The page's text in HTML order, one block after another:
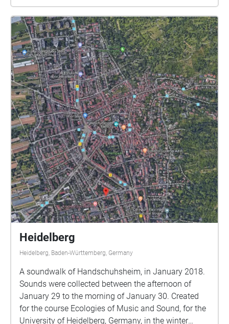
Heidelberg
Heidelberg, Baden-Württemberg, Germany
A soundwalk of Handschuhsheim, in January 2018.
Sounds were collected between the afternoon of
January 29 to the morning of January 30. Created
for the course Ecologies of Music and Sound, for the
University of Heidelberg, Germany, in the winter